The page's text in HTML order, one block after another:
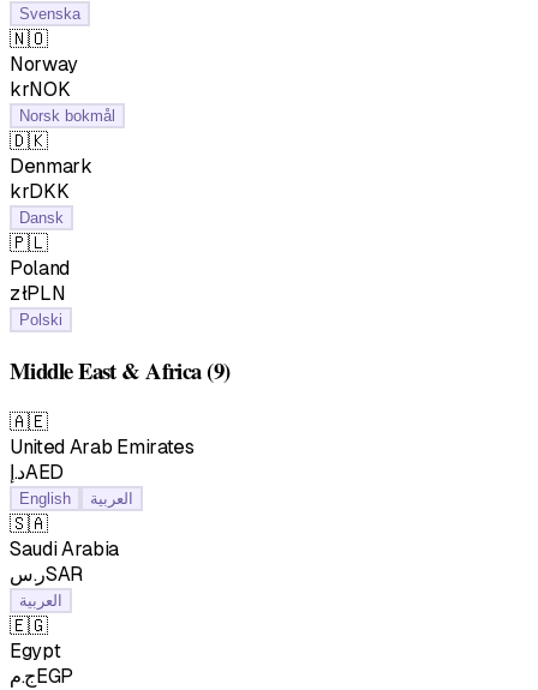
Svenska
🇳🇴
Norway
krNOK
Norsk bokmål
🇩🇰
Denmark
krDKK
Dansk
🇵🇱
Poland
złPLN
Polski
Middle East & Africa(9)
🇦🇪
United Arab Emirates
د.إAED
English العربية
🇸🇦
Saudi Arabia
ر.سSAR
العربية
🇪🇬
Egypt
ج.مEGP